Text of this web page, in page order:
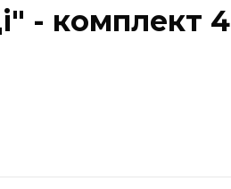
- комплект 4